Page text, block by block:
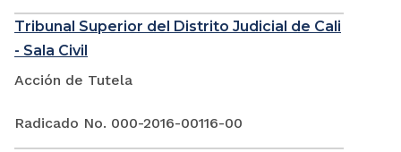
Tribunal Superior del Distrito Judicial de Cali
- Sala Civil
Acción de Tutela
Radicado No. 000-2016-00116-00